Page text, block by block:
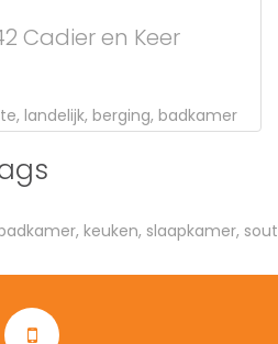
Cadier en Keer
, landelijk, berging, badkamer
, keuken, slaapkamer,